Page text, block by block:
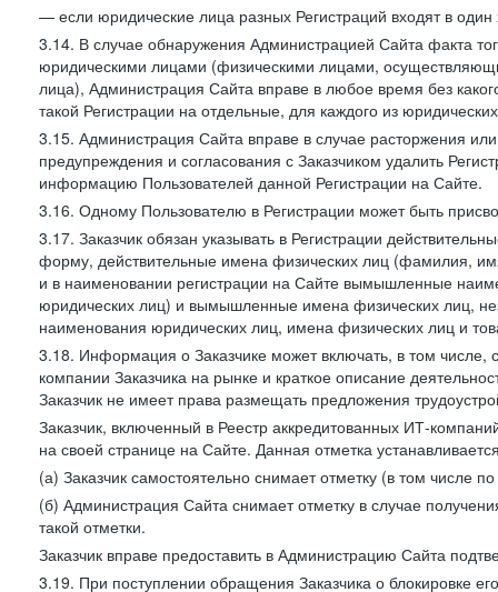
— если юридические лица разных Регистраций входят в
3.14. В случае обнаружения Администрацией Сайта факта
юридическими лицами (физическими лицами,
лица), Администрация Сайта вправе в любое время без
такой Регистрации на отдельные, для каждого из
3.15. Администрация Сайта вправе в случае расторжения
предупреждения и согласования с Заказчиком удалить
информацию Пользователей данной Регистрации на Сайте.
3.16. Одному Пользователю в Регистрации может быть
3.17. Заказчик обязан указывать в Регистрации
форму, действительные имена физических лиц (фамилия,
и в наименовании регистрации на Сайте вымышленные
юридических лиц) и вымышленные имена физических лиц,
наименования юридических лиц, имена физических лиц и
3.18. Информация о Заказчике может включать, в том
компании Заказчика на рынке и краткое описание
Заказчик не имеет права размещать предложения
Заказчик, включенный в Реестр аккредитованных ИТ-
на своей странице на Сайте. Данная отметка
(а) Заказчик самостоятельно снимает отметку (в том числе
(б) Администрация Сайта снимает отметку в случае
такой отметки.
Заказчик вправе предоставить в Администрацию Сайта
3.19. При поступлении обращения Заказчика о блокировке